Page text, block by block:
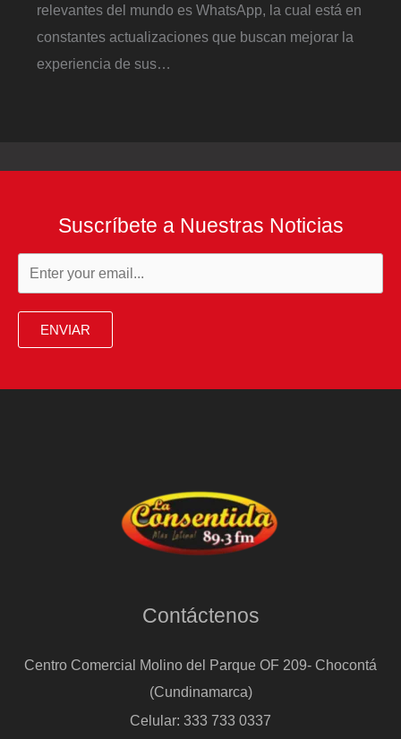
relevantes del mundo es WhatsApp, la cual está en
constantes actualizaciones que buscan mejorar la
experiencia de sus…
Suscríbete a Nuestras Noticias
ENVIAR
Contáctenos
Centro Comercial Molino del Parque OF 209- Chocontá
(Cundinamarca)
Celular: 333 733 0337